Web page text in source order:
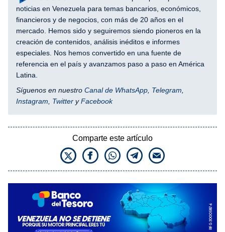
noticias en Venezuela para temas bancarios, económicos,
financieros y de negocios, con más de 20 años en el
mercado. Hemos sido y seguiremos siendo pioneros en la
creación de contenidos, análisis inéditos e informes
especiales. Nos hemos convertido en una fuente de
referencia en el país y avanzamos paso a paso en América
Latina.
Síguenos en nuestro Canal de WhatsApp, Telegram,
Instagram, Twitter yFacebook
Comparte este artículo